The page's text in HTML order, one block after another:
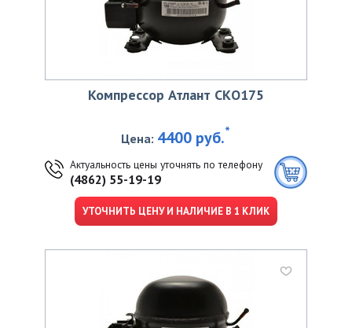
Компрессор Атлант CKО175
Цена: 4400 руб.*
Актуальность цены уточнять по телефону
(4862) 55-19-19
УТОЧНИТЬ ЦЕНУ И НАЛИЧИЕ В 1 КЛИК